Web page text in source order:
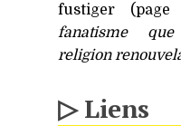
fustiger
fanatisme
religion
▷ Liens